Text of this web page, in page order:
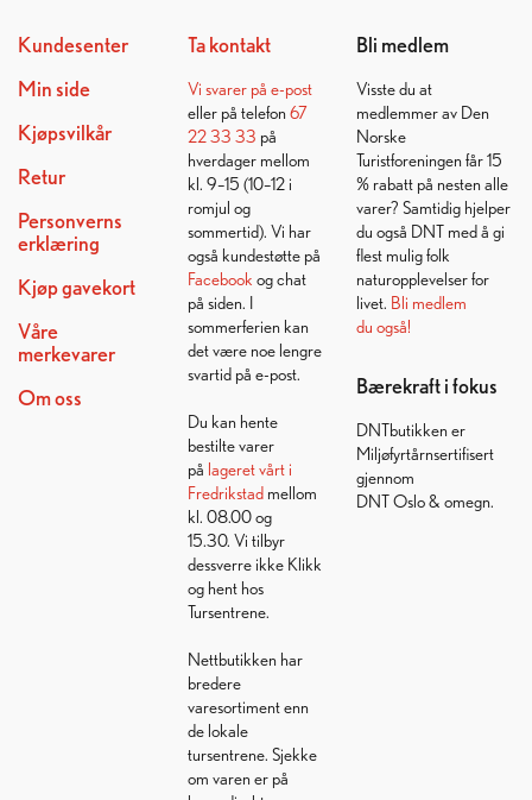
Kundesenter
Min side
Kjøpsvilkår
Retur
Personverns
erklæring
Kjøp gavekort
Våre
merkevarer
Om oss
Ta kontakt
Vi svarer på e-post
eller på telefon 67
22 33 33 på
hverdager mellom
kl. 9–15 (10–12 i
romjul og
sommertid). Vi har
også kundestøtte på
Facebook og chat
på siden. I
sommerferien kan
det være noe lengre
svartid på e-post.
Du kan hente
bestilte varer
på lageret vårt i
Fredrikstadmellom
kl. 08.00 og
15.30. Vi tilbyr
dessverre ikke Klikk
og hent hos
Tursentrene.
Nettbutikken har
bredere
varesortiment enn
de lokale
tursentrene. Sjekke
om varen er på
Bli medlem
Visste du at
medlemmer av Den
Norske
Turistforeningen får 15
% rabatt på nesten alle
varer? Samtidig hjelper
du også DNT med å gi
flest mulig folk
naturopplevelser for
livet. Bli medlem
du også!
Bærekraft i fokus
DNTbutikken er
Miljøfyrtårnsertifisert
gjennom
DNT Oslo & omegn.